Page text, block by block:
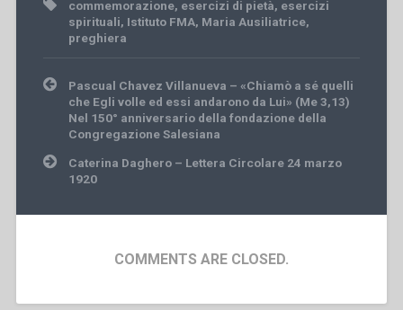
commemorazione, esercizi di pietà, esercizi
spirituali, Istituto FMA, Maria Ausiliatrice,
preghiera
Post
navigation
Pascual Chavez Villanueva – «Chiamò a sé quelli
che Egli volle ed essi andarono da Lui» (Me 3,13)
Nel 150° anniversario della fondazione della
Congregazione Salesiana
Caterina Daghero – Lettera Circolare 24 marzo
1920
COMMENTS ARE CLOSED.